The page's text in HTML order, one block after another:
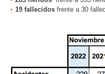
19 fallecidos frente a 30